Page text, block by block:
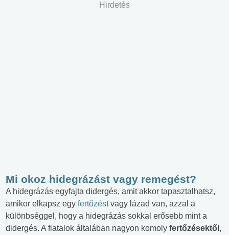
Hirdetés
Mi okoz hidegrázást vagy remegést?
A hidegrázás egyfajta didergés, amit akkor tapasztalhatsz,
amikor elkapsz egy fertőzést vagy lázad van, azzal a
különbséggel, hogy a hidegrázás sokkal erősebb mint a
didergés. A fiatalok általában nagyon komoly fertőzésektől ,